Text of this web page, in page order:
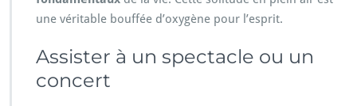
une véritable bouffée d’oxygène pour l’esprit.
Assister à un spectacle ou un
concert